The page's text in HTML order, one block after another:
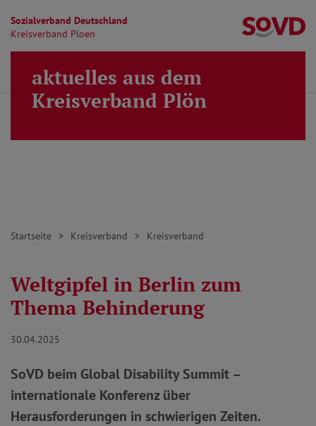
Sozialverband Deutschland
Kreisverband Ploen
Direkt zu den Inhalten springen
MENÜ
aktuelles aus dem
Kreisverband Plön
Startseite Kreisverband Kreisverband
Weltgipfel in Berlin zum
Thema Behinderung
30.04.2025
SoVD beim Global Disability Summit –
internationale Konferenz über
Herausforderungen in schwierigen Zeiten.